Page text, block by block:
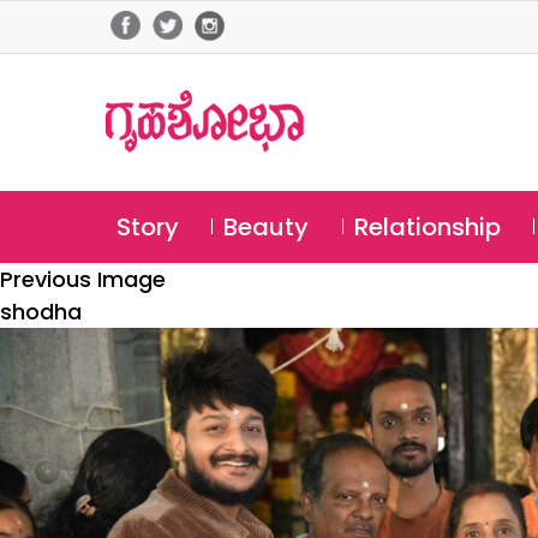
Story Beauty Relationship
Previous Image
shodha